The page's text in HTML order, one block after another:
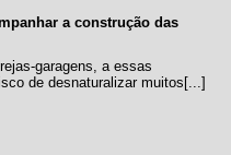
a construção das
garagens, a essas
de desnaturalizar muitos[...]